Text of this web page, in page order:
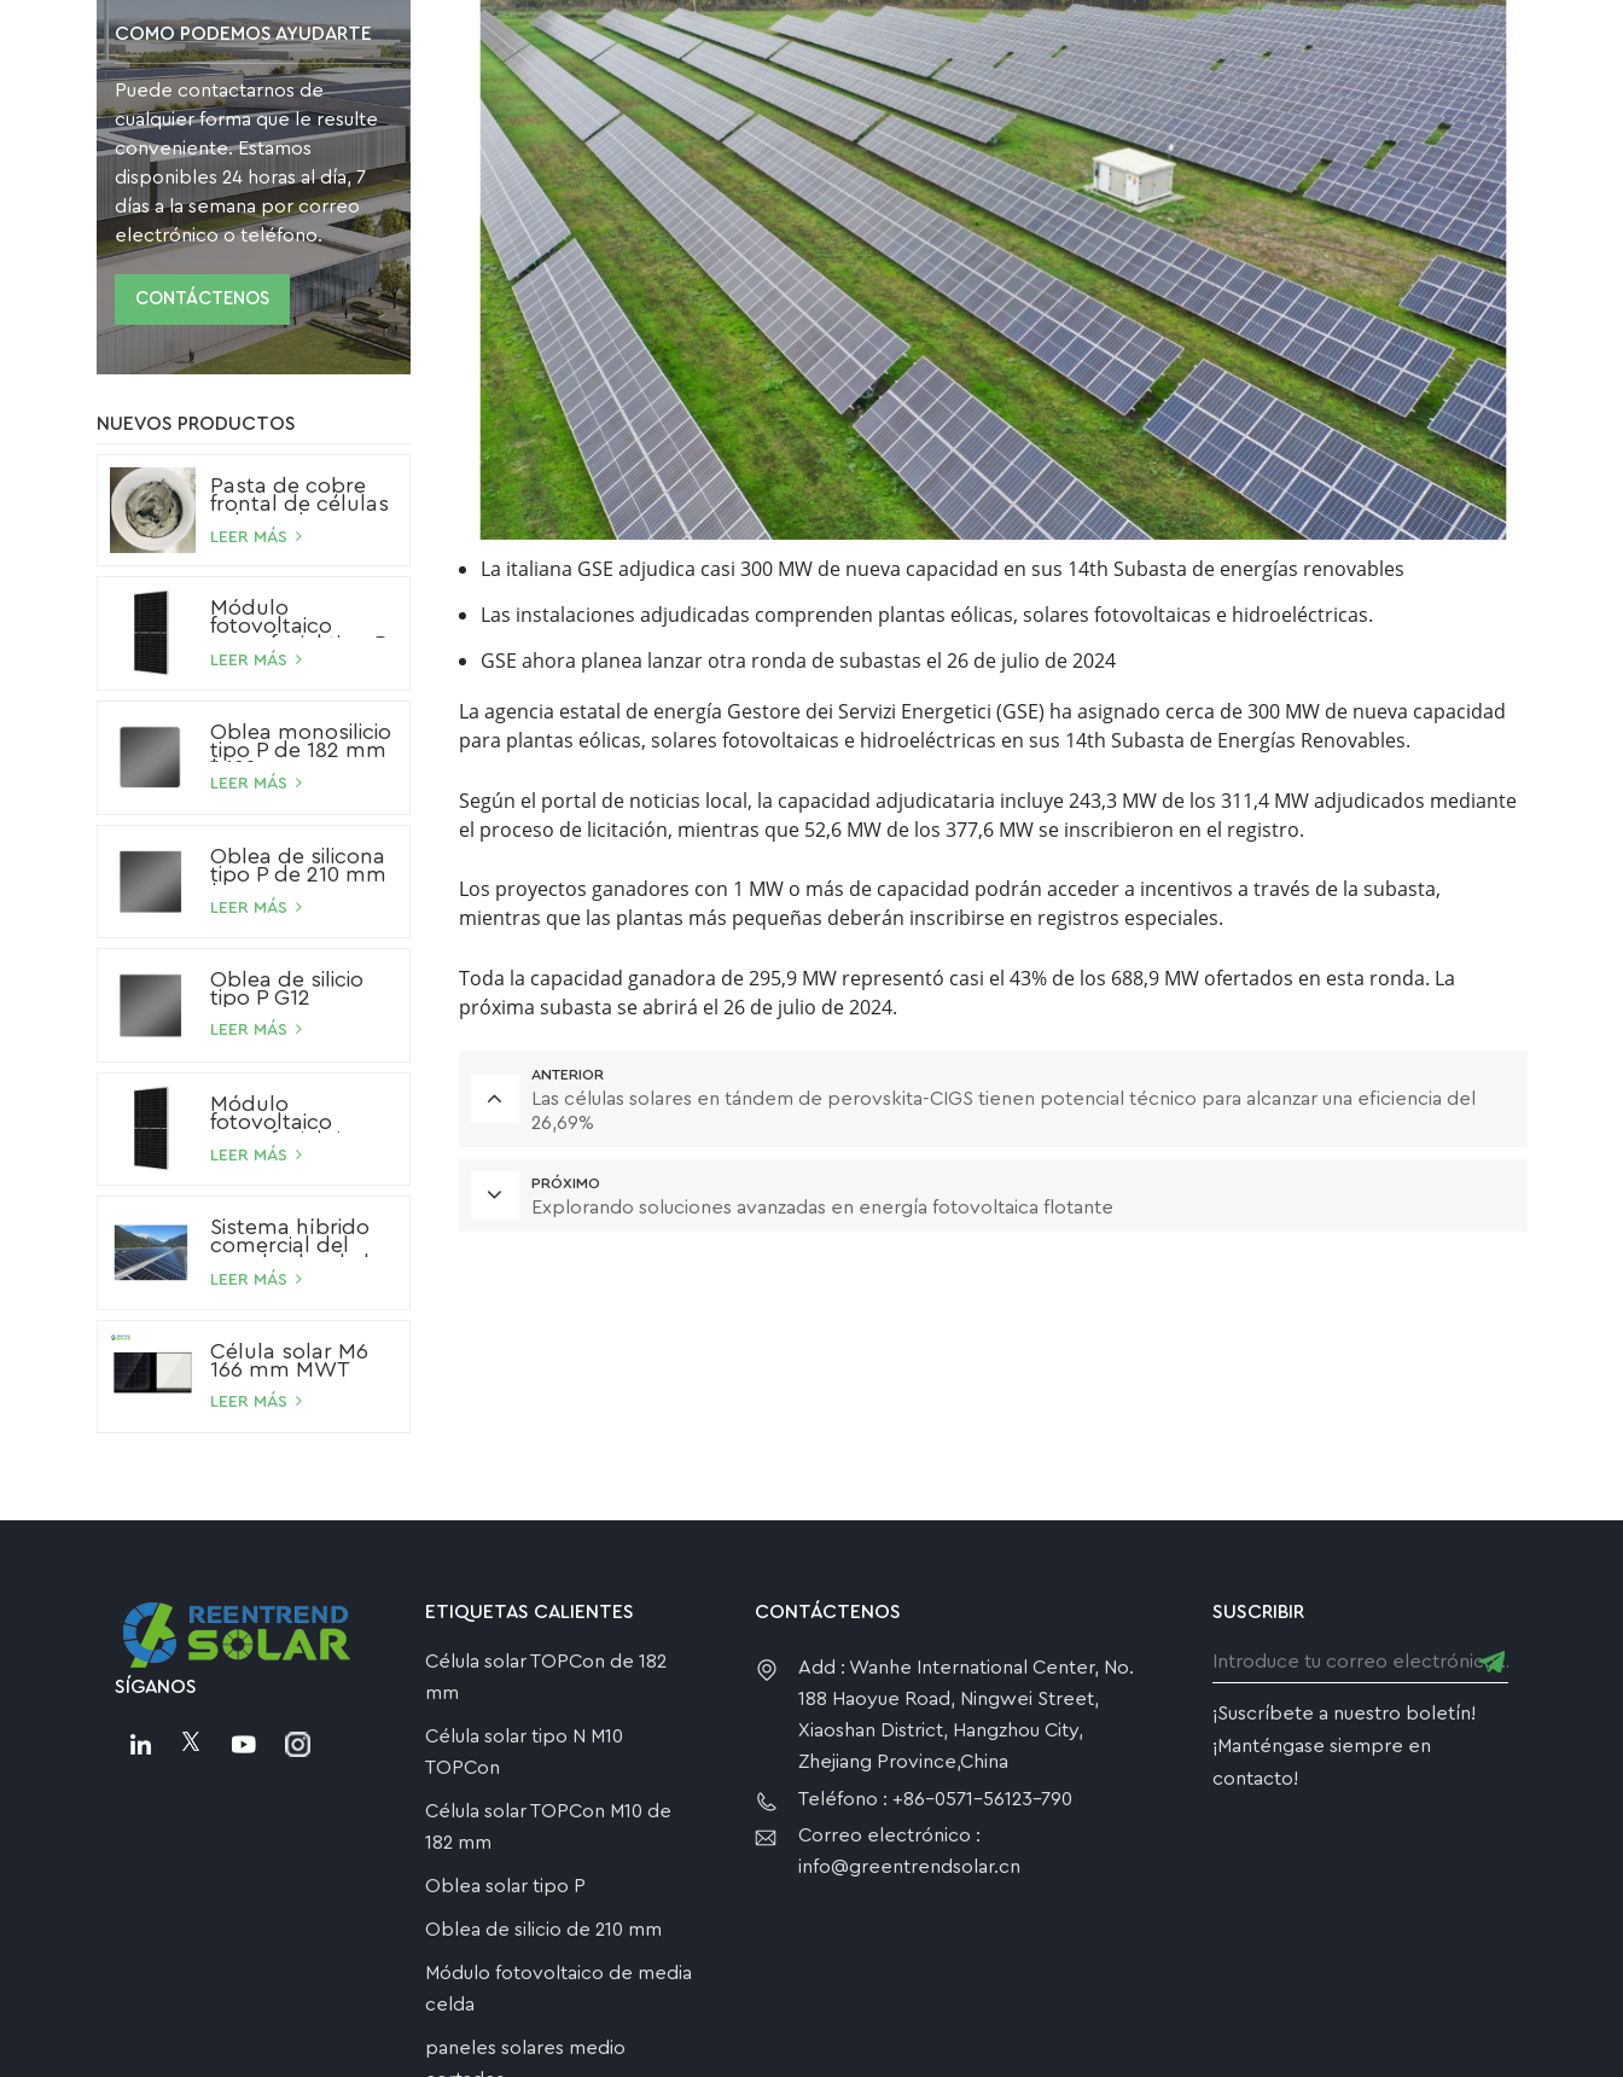
COMO PODEMOS AYUDARTE
Puede contactarnos de
cualquier forma que le resulte
conveniente. Estamos
disponibles 24 horas al día, 7
días a la semana por correo
electrónico o teléfono.
CONTÁCTENOS
NUEVOS PRODUCTOS
Pasta de cobre
frontal de células
solares de HJT
LEER MÁS
Módulo
fotovoltaico
monofacial tipo P
de 540 W
LEER MÁS
Oblea monosilicio
tipo P de 182 mm
* 182 mm
LEER MÁS
Oblea de silicona
tipo P de 210 mm
* 210 mm
LEER MÁS
Oblea de silicio
tipo P G12
LEER MÁS
Módulo
fotovoltaico
monofacial tipo P
de 545 W
LEER MÁS
Sistema híbrido
comercial del
panel solar de la
batería de ión de
100kW 200kW
500kW
LEER MÁS
Célula solar M6
166 mm MWT
LEER MÁS
La italiana GSE adjudica casi 300 MW de nueva capacidad en sus 14th Subasta de energías renovables
Las instalaciones adjudicadas comprenden plantas eólicas, solares fotovoltaicas e hidroeléctricas.
GSE ahora planea lanzar otra ronda de subastas el 26 de julio de 2024
La agencia estatal de energía Gestore dei Servizi Energetici (GSE) ha asignado cerca de 300 MW de nueva capacidad
para plantas eólicas, solares fotovoltaicas e hidroeléctricas en sus 14th Subasta de Energías Renovables.
Según el portal de noticias local, la capacidad adjudicataria incluye 243,3 MW de los 311,4 MW adjudicados mediante
el proceso de licitación, mientras que 52,6 MW de los 377,6 MW se inscribieron en el registro.
Los proyectos ganadores con 1 MW o más de capacidad podrán acceder a incentivos a través de la subasta,
mientras que las plantas más pequeñas deberán inscribirse en registros especiales.
Toda la capacidad ganadora de 295,9 MW representó casi el 43% de los 688,9 MW ofertados en esta ronda. La
próxima subasta se abrirá el 26 de julio de 2024.
ANTERIOR
Las células solares en tándem de perovskita-CIGS tienen potencial técnico para alcanzar una eficiencia del
26,69%
PRÓXIMO
Explorando soluciones avanzadas en energía fotovoltaica flotante
SÍGANOS
ETIQUETAS CALIENTES
Célula solar TOPCon de 182
mm
Célula solar tipo N M10
TOPCon
Célula solar TOPCon M10 de
182 mm
Oblea solar tipo P
Oblea de silicio de 210 mm
Módulo fotovoltaico de media
celda
paneles solares medio
CONTÁCTENOS
Add : Wanhe International Center, No.
188 Haoyue Road, Ningwei Street,
Xiaoshan District, Hangzhou City,
Zhejiang Province,China
Teléfono : +86-0571-56123-790
Correo electrónico :
info@greentrendsolar.cn
SUSCRIBIR
¡Suscríbete a nuestro boletín!
¡Manténgase siempre en
contacto!